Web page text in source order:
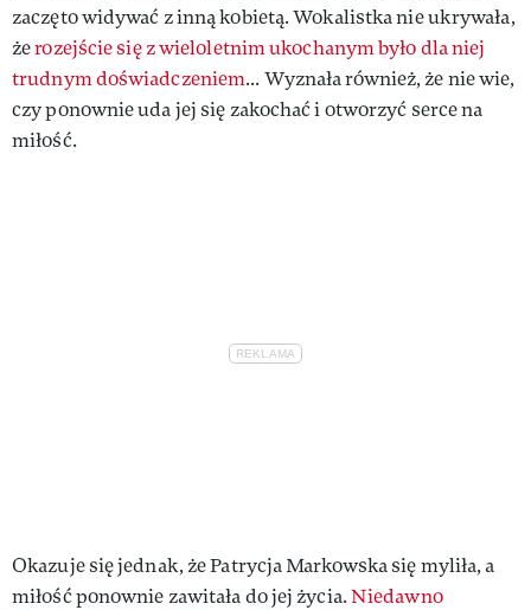
zaczęto widywać z inną kobietą. Wokalistka nie ukrywała,
żerozejście się z wieloletnim ukochanym było dla niej
trudnym doświadczeniem... Wyznała również, że nie wie,
czy ponownie uda jej się zakochać i otworzyć serce na
miłość.
Okazuje się jednak, że Patrycja Markowska się myliła, a
miłość ponownie zawitała do jej życia.Niedawno